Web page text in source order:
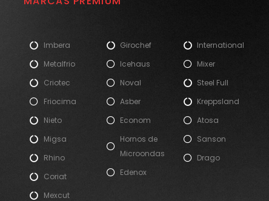
Imbera
Metalfrio
Criotec
Friocima
Nieto
Migsa
Rhino
Coriat
Mexcut
Girochef
Icehaus
Noval
Asber
Econom
Hornos de
Microondas
Edenox
International
Mixer
Steel Full
Kreppsland
Atosa
Sanson
Drago